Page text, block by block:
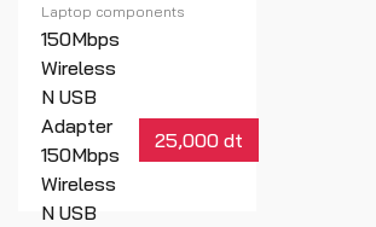
Laptop components
150Mbps
Wireless
N USB
Adapter
150Mbps
Wireless
N USB
25,000 dt